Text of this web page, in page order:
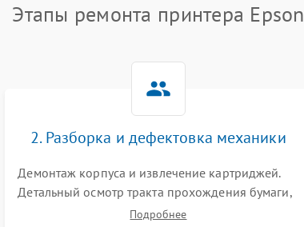
Этапы ремонта принтера Epson
2. Разборка и дефектовка механики
Демонтаж корпуса и извлечение картриджей.
Детальный осмотр тракта прохождения бумаги,
шестерней привода, роликов захвата и узла
Подробнее